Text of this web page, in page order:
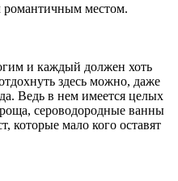
романтичным местом.
и каждый должен хоть
здесь можно, даже
Ведь в нем имеется целых
сероводородные ванны
которые мало кого оставят